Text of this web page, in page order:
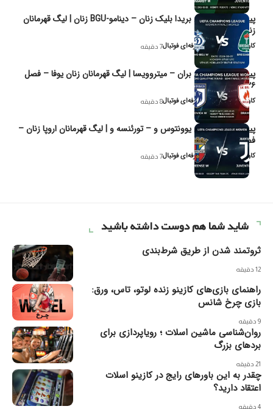
پیش‌بینی و تحلیل بریدا بلیک زنان – دینامو-BGU زنان | لیگ قهرمانان
زنان یوفا
کاوه نیک‌فر، تحلیل‌گر حرفه‌ای فوتبال7 دقیقه
پیش‌بینی و تحلیل بران – میتروویسا | لیگ قهرمانان زنان یوفا – فصل
۲۰۲۶
کاوه نیک‌فر، تحلیل‌گر حرفه‌ای فوتبال8 دقیقه
پیش‌بینی و تحلیل یوونتوس و – تورئنسه و | لیگ قهرمانان اروپا زنان –
فصل ۲۰۲۶
کاوه نیک‌فر، تحلیل‌گر حرفه‌ای فوتبال7 دقیقه
شاید شما هم دوست داشته باشید
ثروتمند شدن از طریق شرط‌بندی
12 دقیقه
راهنمای بازی‌های کازینو زنده لوتو، تاس، ورق:
بازی چرخ شانس
9 دقیقه
روان‌شناسی ماشین‌ اسلات ؛ رویاپردازی برای
برد‌های بزرگ
21 دقیقه
چقدر به این باورهای رایج در کازینو اسلات
اعتقاد دارید؟
4 دقیقه